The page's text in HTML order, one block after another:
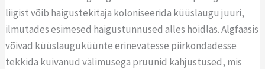
liigist võib haigustekitaja koloniseerida küüslaugu juuri,
ilmutades esimesed haigustunnused alles hoidlas. Algfaasis
võivad küüslauguküünte erinevatesse piirkondadesse
tekkida kuivanud välimusega pruunid kahjustused, mis